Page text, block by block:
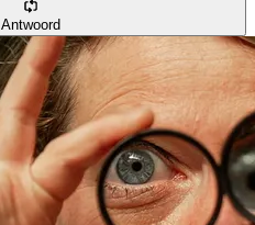
Antwoord